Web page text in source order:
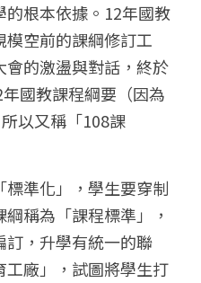
根本依據。12年國教
空前的課綱修訂工
的激盪與對話，終於
國教課程綱要（因為
以又稱「108課
準化」，學生要穿制
稱為「課程標準」，
訂，升學有統一的聯
廠」，試圖將學生打